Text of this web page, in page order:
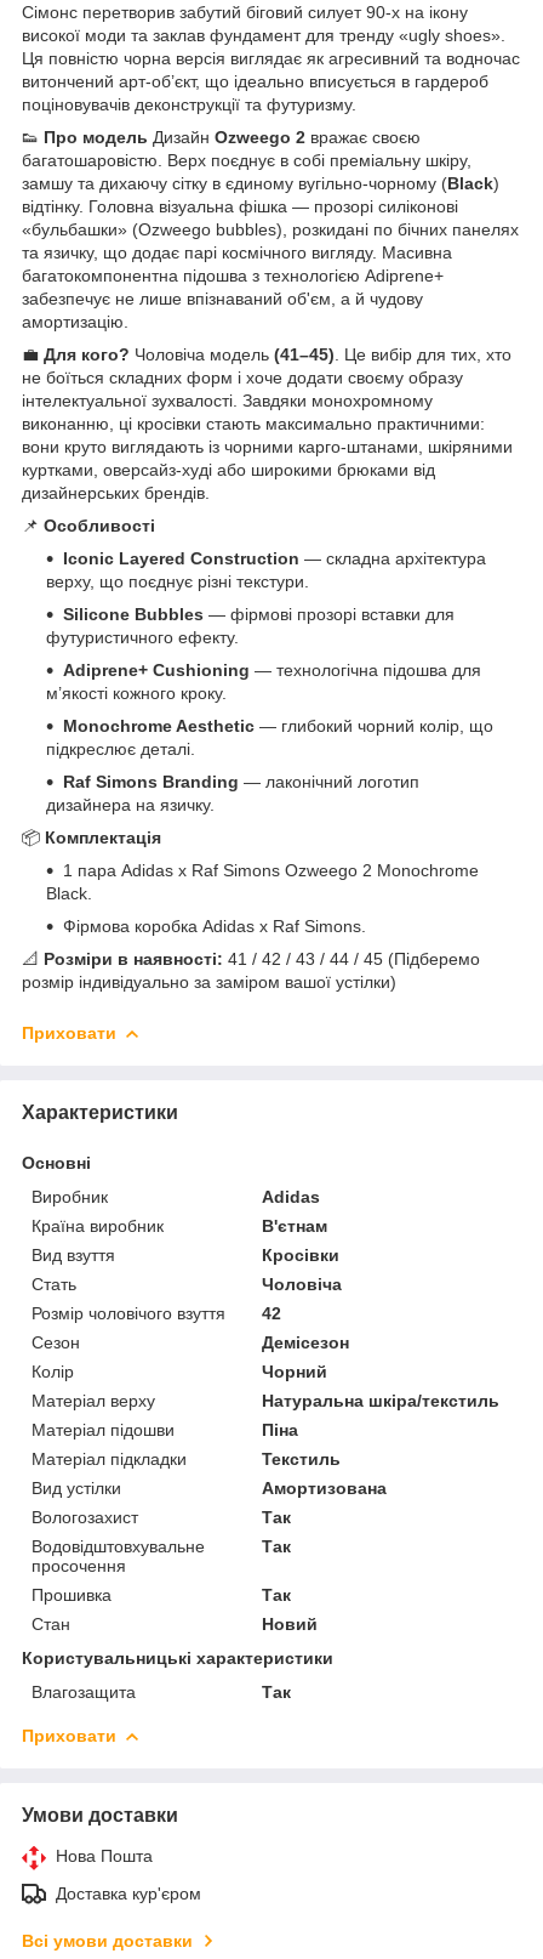
Сімонс перетворив забутий біговий силует 90-х на ікону
високої моди та заклав фундамент для тренду «ugly shoes».
Ця повністю чорна версія виглядає як агресивний та водночас
витончений арт-об’єкт, що ідеально вписується в гардероб
поціновувачів деконструкції та футуризму.
👟 Про модель Дизайн Ozweego 2 вражає своєю
багатошаровістю. Верх поєднує в собі преміальну шкіру,
замшу та дихаючу сітку в єдиному вугільно-чорному (Black)
відтінку. Головна візуальна фішка — прозорі силіконові
«бульбашки» (Ozweego bubbles), розкидані по бічних панелях
та язичку, що додає парі космічного вигляду. Масивна
багатокомпонентна підошва з технологією Adiprene+
забезпечує не лише впізнаваний об'єм, а й чудову
амортизацію.
💼 Для кого? Чоловіча модель (41–45) . Це вибір для тих, хто
не боїться складних форм і хоче додати своєму образу
інтелектуальної зухвалості. Завдяки монохромному
виконанню, ці кросівки стають максимально практичними:
вони круто виглядають із чорними карго-штанами, шкіряними
куртками, оверсайз-худі або широкими брюками від
дизайнерських брендів.
📌 Особливості
Iconic Layered Construction — складна архітектура
верху, що поєднує різні текстури.
Silicone Bubbles — фірмові прозорі вставки для
футуристичного ефекту.
Adiprene+ Cushioning — технологічна підошва для
м’якості кожного кроку.
Monochrome Aesthetic — глибокий чорний колір, що
підкреслює деталі.
Raf Simons Branding — лаконічний логотип
дизайнера на язичку.
📦 Комплектація
1 пара Adidas x Raf Simons Ozweego 2 Monochrome
Black.
Фірмова коробка Adidas x Raf Simons.
📐 Розміри в наявності: 41 / 42 / 43 / 44 / 45 (Підберемо
розмір індивідуально за заміром вашої устілки)
Приховати
Характеристики
Основні
Виробник
Adidas
Країна виробник
В'єтнам
Вид взуття
Кросівки
Стать
Чоловіча
Розмір чоловічого взуття
42
Сезон
Демісезон
Колір
Чорний
Матеріал верху
Натуральна шкіра/текстиль
Матеріал підошви
Піна
Матеріал підкладки
Текстиль
Вид устілки
Амортизована
Вологозахист
Так
Водовідштовхувальне
просочення
Так
Прошивка
Так
Стан
Новий
Користувальницькі характеристики
Влагозащита
Так
Приховати
Умови доставки
Нова Пошта
Доставка кур'єром
Всі умови доставки